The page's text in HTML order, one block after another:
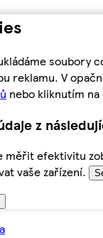
reklamu. V
nebo kliknutím
z
efektivitu
vaše zařízení.